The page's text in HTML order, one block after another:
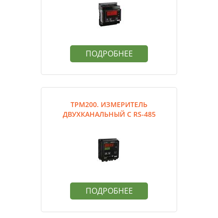
ПОДРОБНЕЕ
ТРМ200. ИЗМЕРИТЕЛЬ
ДВУХКАНАЛЬНЫЙ С RS-485
ПОДРОБНЕЕ